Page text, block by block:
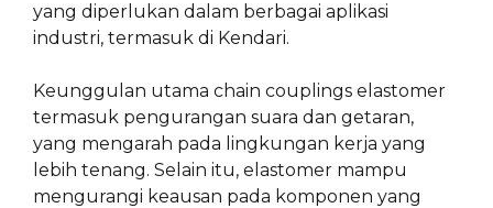
yang diperlukan dalam berbagai aplikasi
industri, termasuk di Kendari.
Keunggulan utama chain couplings elastomer
termasuk pengurangan suara dan getaran,
yang mengarah pada lingkungan kerja yang
lebih tenang. Selain itu, elastomer mampu
mengurangi keausan pada komponen yang